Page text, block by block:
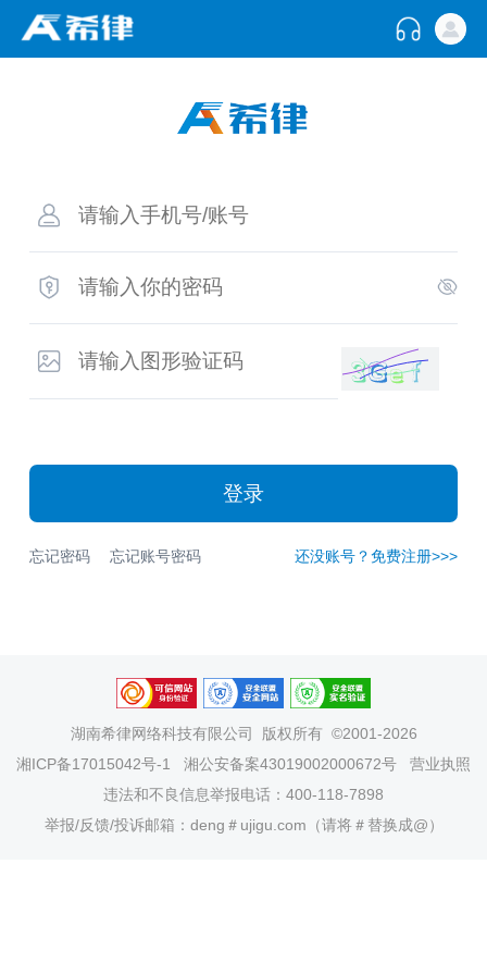
登录
忘记密码 忘记账号密码 还没账号？免费注册>>>
湖南希律网络科技有限公司
版权所有 ©2001-2026
湘ICP备17015042号-1
湘公安备案43019002000672号
营业执照
违法和不良信息举报电话：400-118-7898
举报/反馈/投诉邮箱：deng＃ujigu.com（请将＃替换成@）